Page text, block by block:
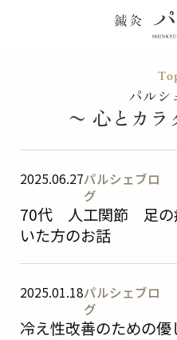
HOME
大切にしていること
症状カテゴリ
診療時間
アクセス
電話予約
2025.06.27パルシェブロ
グ
70代 人工関節 足の
いた方のお話
2025.01.18パルシェブロ
グ
冷え性改善のための優
パルシ
〜 心とカラ